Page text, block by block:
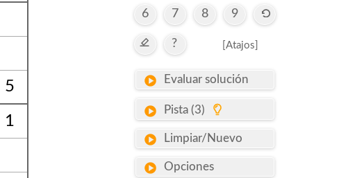
5
1
6 7 8 9
? [Atajos]
Evaluar solución
Pista (3)
Limpiar/Nuevo
Opciones